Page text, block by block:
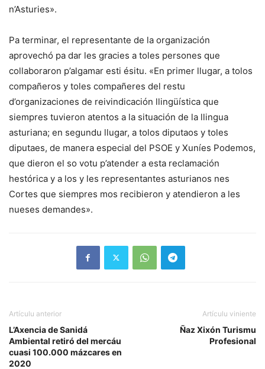
n’Asturies».
Pa terminar, el representante de la organización
aprovechó pa dar les gracies a toles persones que
collaboraron p’algamar esti ésitu. «En primer llugar, a tolos
compañeros y toles compañeres del restu
d’organizaciones de reivindicación llingüística que
siempres tuvieron atentos a la situación de la llingua
asturiana; en segundu llugar, a tolos diputaos y toles
diputaes, de manera especial del PSOE y Xuníes Podemos,
que dieron el so votu p’atender a esta reclamación
hestórica y a los y les representantes asturianos nes
Cortes que siempres mos recibieron y atendieron a les
nueses demandes».
Artículu anterior
L’Axencia de Sanidá
Ambiental retiró del mercáu
cuasi 100.000 mázcares en
2020
Artículu viniente
Ñaz Xixón Turismu
Profesional